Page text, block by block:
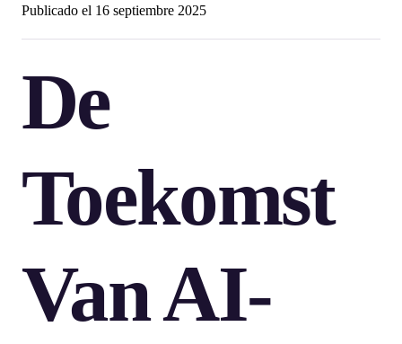
Publicado el 16 septiembre 2025
De
Toekomst
Van AI-